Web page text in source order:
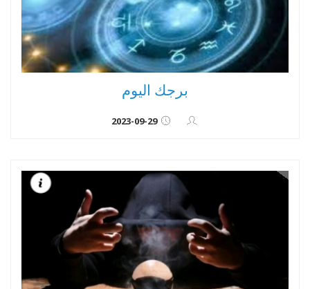
برجك اليوم
2023-09-29